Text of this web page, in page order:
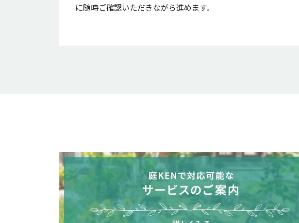
に随時ご確認いただきながら進めます。